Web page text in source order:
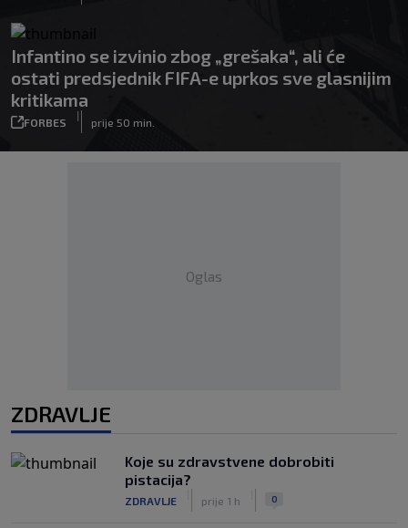
Infantino se izvinio zbog „grešaka“, ali će
ostati predsjednik FIFA-e uprkos sve glasnijim
kritikama
FORBES
|
prije 50 min.
Oglas
ZDRAVLJE
Koje su zdravstvene dobrobiti
pistacija?
ZDRAVLJE prije 1 h 0